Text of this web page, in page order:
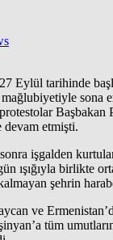
Eylül tarihinde
mağlubiyetiyle sona
Başbakan
devam etmişti.
işgalden
ışığıyla birlikte
şehrin
ve
tüm